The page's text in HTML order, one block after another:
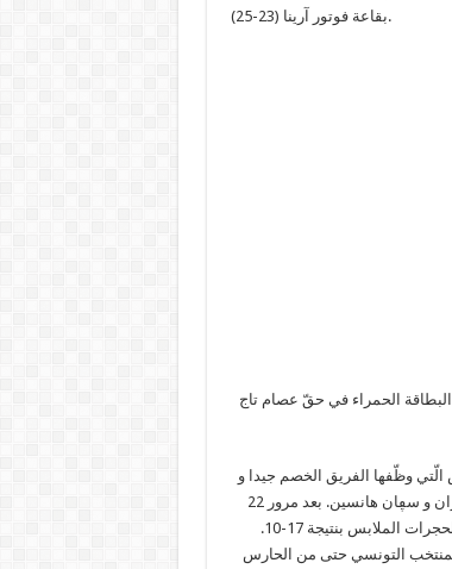
بقاعة فوتور آرينا (23-25).
البطاقة الحمراء في حقّ عصام تاج
الّتي وظّفها الفريق الخصم جيدا و
سجّل الكثير من الأهداف بالهجومات المعاكسة كان أبطالها الثنائي الدنماركي مورتازان و سڥان هانسين. بعد مرور 22
دقيقة من عمر المباراة كان الفارق 7 أهداف لِيَظلّ على ما هو عليه الى حين العودة لحجرات الملابس بنتيجة 17-10.
المنتخب التونسي حتى من الحارس